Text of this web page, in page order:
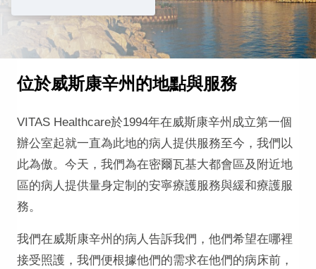
位於威斯康辛州的地點與服務
VITAS Healthcare於1994年在威斯康辛州成立第一個
辦公室起就一直為此地的病人提供服務至今，我們以
此為傲。今天，我們為在密爾瓦基大都會區及附近地
區的病人提供量身定制的安寧療護服務與緩和療護服
務。
我們在威斯康辛州的病人告訴我們，他們希望在哪裡
接受照護，我們便根據他們的需求在他們的病床前，